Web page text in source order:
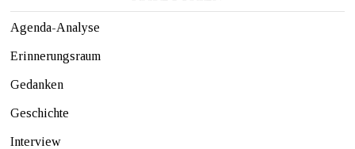
Agenda-Analyse
Erinnerungsraum
Gedanken
Geschichte
Interview